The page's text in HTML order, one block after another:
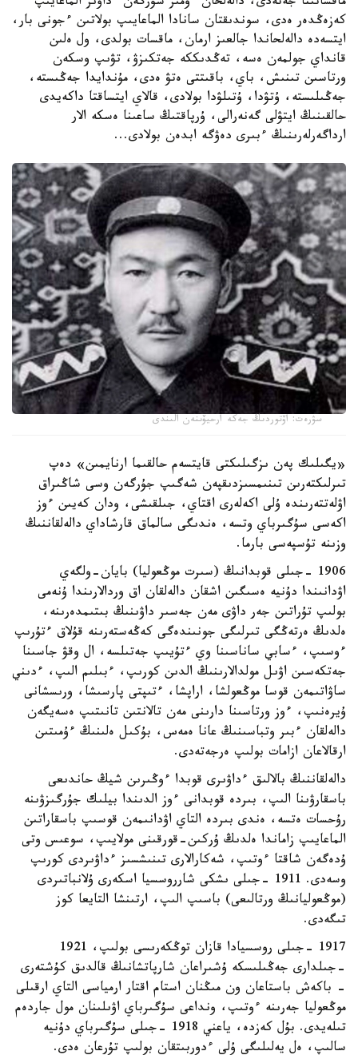
كەزەڭدەر ەدى، سوندىقتان سانادا الماعايىپ بولاتىن ءجونى بار،
ايتسەدە دالەلحاندا جالعىز ارمان، ماقسات بولدى، ول ەلىن
قانداي جولمەن ەسە، تەڭدىككە جەتكىزۋ، تۋىپ وسكەن
ورتاسىن تىنىش، باي، باقىتتى ەتۋ ەدى، مۇندايدا جەڭىستە،
جەڭىلىستە، ۇتۋدا، ۇتىلۋدا بولادى، قالاي ايتساقتا داكەيدى
حالقىنىڭ ايتۋلى گەنەرالى، ۇرپاقتىڭ ساعىنا ەسكە الار
ارداگەرلەرىنىڭ ءبىرى دەۋگە ابدەن بولادى...
سۋرەت: اۆتوردىڭ جەكە ارحيۆىنەن الىندى
«يگىلىك پەن ىزگىلىكتى قايتسەم حالقىما ارنايمىن» دەپ
تىرلىكتەرىن تىنىمسىزدىقپەن شەگىپ جۇرگەن وسى شاڭىراق
اۋلەتتەرىندە ۇلى اكەلەرى اقتاي، جىلقىشى، ودان كەيىن ءوز
اكەسى سۇگىرباي وتسە، ەندىگى سالماق قارشاداي دالەلقاننىڭ
وزىنە تۇسپەسى بارما.
1906 -جىلى قوبدانىڭ (سىرت موڭعوليا) بايان-ولگەي
اۋدانىندا دۇنيە ەسىگىن اشقان دالەلقان اق وردالارىندا ۇنەمى
بولىپ تۇراتىن جەر داۋى مەن جەسىر داۋىنىڭ بىتىمدەرىنە،
ەلدىڭ ەرتەڭگى تىرلىگى جونىندەگى كەڭەستەرىنە قۇلاق ءتۇرىپ
ءوسىپ، ءسابي ساناسىنا وي ءتۇيىپ جەتىلسە، ال وقۋ جاسىنا
جەتكەسىن اۋىل مولدالارىنىڭ الدىن كورىپ، ءبىلىم الىپ، ءدىني
ساۋاتىمەن قوسا موڭعولشا، اراپشا، ءتىپتى پارسىشا، ورىسشانى
ۇيرەنىپ، ءوز ورتاسىنا دارىنى مەن تالانتىن تانىتىپ ەسەيگەن
دالەلقان ءبىر وتباسىنىڭ عانا ەمەس، بۇكىل ەلىنىڭ ءۇمىتىن
ارقالاعان ازامات بولىپ ەرجەتەدى.
دالەلقاننىڭ بالالىق ءداۋىرى قوبدا ءوڭىرىن شيڭ حاندىعى
باسقارۋىنا الىپ، بىردە قوبدانى ءوز الدىندا بيلىك جۇرگىزۋىنە
رۇحسات ەتسە، ەندى بىردە التاي اۋدانىمەن قوسىپ باسقاراتىن
الماعايىپ زاماندا ەلدىڭ ۇركىن-قورقىنى مولايىپ، سوعىس وتى
ۇدەگەن شاقتا ءوتىپ، شەكارالارى تىنىشسىز ءداۋىردى كورىپ
وسەدى. 1911 -جىلى ىشكى شارروسسيا اسكەرى ۇلانباتىردى
(موڭعوليانىڭ ورتالىعى) باسىپ الىپ، ارتىنشا التايعا كوز
تىگەدى.
1917 -جىلى روسسيادا قازان توڭكەرىسى بولىپ، 1921
-جىلدارى جەڭىلىسكە ۇشىراعان شارپاتشانىڭ قالدىق كۇشتەرى
- باكەش باستاعان ون مىڭنان استام اقتار ارمياسى التاي ارقىلى
موڭعوليا جەرىنە ءوتىپ، ونداعى سۇگىرباي اۋىلىنان مول جاردەم
تىلەيدى. بۇل كەزدە، ياعني 1918 -جىلى سۇگىرباي دۇنيە
سالىپ، ەل يەلىلىگى ۇلى ءدوربىتقان بولىپ تۇرعان ەدى.